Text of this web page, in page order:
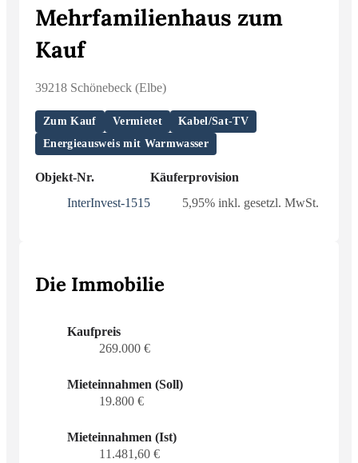
Mehrfamilienhaus zum
Kauf
39218 Schönebeck (Elbe)
Zum Kauf Vermietet
Kabel/Sat-TV
Energieausweis mit Warmwasser
Objekt-Nr.
InterInvest-1515
Käuferprovision
5,95% inkl. gesetzl. MwSt.
Die Immobilie
Kaufpreis
269.000 €
Mieteinnahmen (Soll)
19.800 €
Mieteinnahmen (Ist)
11.481,60 €